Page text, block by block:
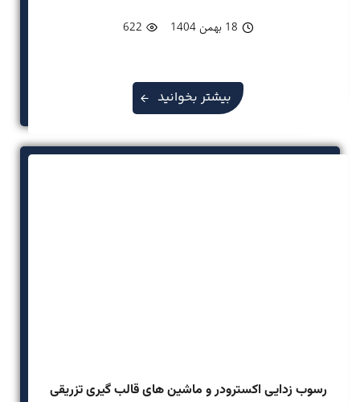
18 بهمن 1404 622
بیشتر بخوانید
رسوب زدایی اکسترودر و ماشین های قالب گیری تزریقی